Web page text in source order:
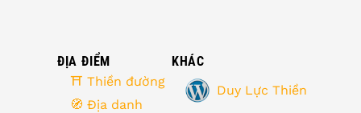
ĐỊA ĐIỂM
⛩ Thiền đường
🧭 Địa danh
KHÁC
Duy Lực Thiền